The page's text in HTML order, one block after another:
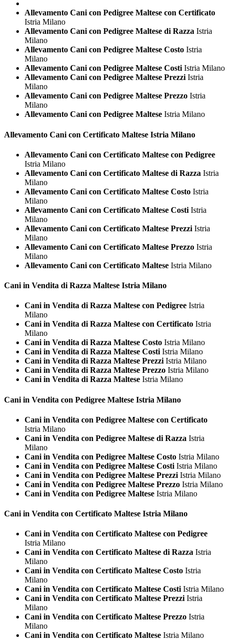
Allevamento Cani con Pedigree Maltese con Certificato
Istria Milano
Allevamento Cani con Pedigree Maltese di Razza Istria
Milano
Allevamento Cani con Pedigree Maltese Costo Istria
Milano
Allevamento Cani con Pedigree Maltese Costi Istria Milano
Allevamento Cani con Pedigree Maltese Prezzi Istria
Milano
Allevamento Cani con Pedigree Maltese Prezzo Istria
Milano
Allevamento Cani con Pedigree Maltese Istria Milano
Allevamento Cani con Certificato Maltese Istria Milano
Allevamento Cani con Certificato Maltese con Pedigree
Istria Milano
Allevamento Cani con Certificato Maltese di Razza Istria
Milano
Allevamento Cani con Certificato Maltese Costo Istria
Milano
Allevamento Cani con Certificato Maltese Costi Istria
Milano
Allevamento Cani con Certificato Maltese Prezzi Istria
Milano
Allevamento Cani con Certificato Maltese Prezzo Istria
Milano
Allevamento Cani con Certificato Maltese Istria Milano
Cani in Vendita di Razza Maltese Istria Milano
Cani in Vendita di Razza Maltese con Pedigree Istria
Milano
Cani in Vendita di Razza Maltese con Certificato Istria
Milano
Cani in Vendita di Razza Maltese Costo Istria Milano
Cani in Vendita di Razza Maltese CostiIstria Milano
Cani in Vendita di Razza Maltese PrezziIstria Milano
Cani in Vendita di Razza Maltese Prezzo Istria Milano
Cani in Vendita di Razza Maltese Istria Milano
Cani in Vendita con Pedigree Maltese Istria Milano
Cani in Vendita con Pedigree Maltese con Certificato
Istria Milano
Cani in Vendita con Pedigree Maltese di Razza Istria
Milano
Cani in Vendita con Pedigree Maltese Costo Istria Milano
Cani in Vendita con Pedigree Maltese Costi Istria Milano
Cani in Vendita con Pedigree Maltese Prezzi Istria Milano
Cani in Vendita con Pedigree Maltese Prezzo Istria Milano
Cani in Vendita con Pedigree Maltese Istria Milano
Cani in Vendita con Certificato Maltese Istria Milano
Cani in Vendita con Certificato Maltese con Pedigree
Istria Milano
Cani in Vendita con Certificato Maltese di Razza Istria
Milano
Cani in Vendita con Certificato Maltese Costo Istria
Milano
Cani in Vendita con Certificato Maltese CostiIstria Milano
Cani in Vendita con Certificato Maltese PrezziIstria
Milano
Cani in Vendita con Certificato Maltese Prezzo Istria
Milano
Cani in Vendita con Certificato Maltese Istria Milano